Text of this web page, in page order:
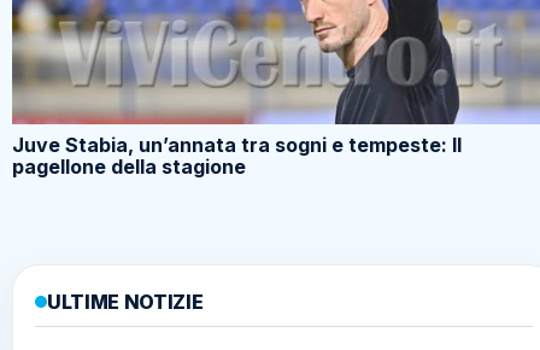
Juve Stabia, un’annata tra sogni e tempeste: Il
pagellone della stagione
ULTIME NOTIZIE